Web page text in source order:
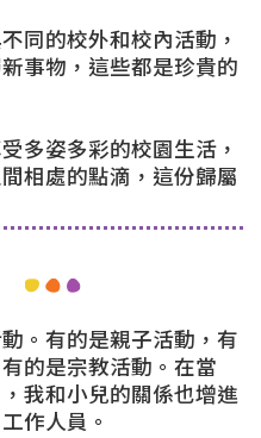
同的校外和校內活動，
事物，這些都是珍貴的
多姿多彩的校園生活，
相處的點滴，這份歸屬
。有的是親子活動，有
的是宗教活動。在當
我和小兒的關係也增進
作人員。